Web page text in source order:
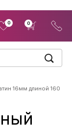
0 0
16мм длиной 160